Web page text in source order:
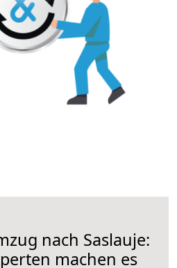
nach Saslauje:
machen es